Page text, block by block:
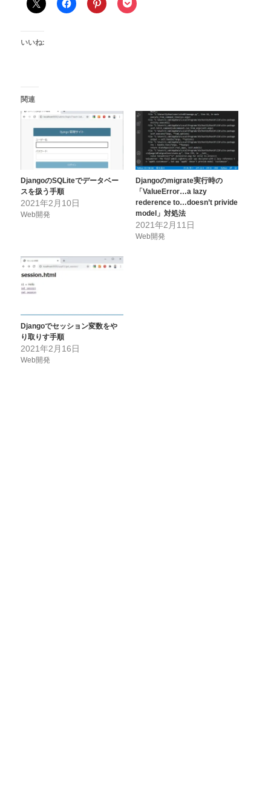
いいね:
関連
DjangoのSQLiteでデータベー
スを扱う手順
2021年2月10日
Web開発
Djangoのmigrate実行時の
「ValueError…a lazy
rederence to…doesn’t privide
model」対処法
2021年2月11日
Web開発
Djangoでセッション変数をや
り取りす手順
2021年2月16日
Web開発